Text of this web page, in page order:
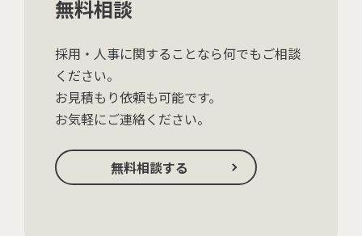
無料相談
採用・人事に関することなら何でもご相談
ください。
お見積もり依頼も可能です。
お気軽にご連絡ください。
無料相談する